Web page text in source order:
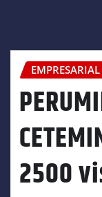
EMPRESARIAL
2500